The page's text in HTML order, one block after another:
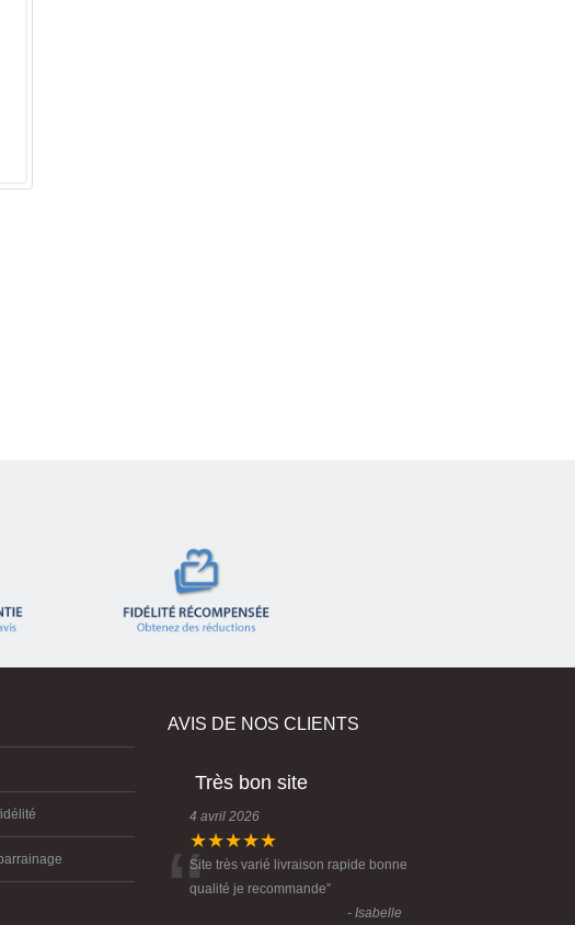
AVIS DE NOS CLIENTS
Très bon site
4 avril 2026
★★★★★
“Site très varié livraison rapide bonne
qualité je recommande”
- Isabelle